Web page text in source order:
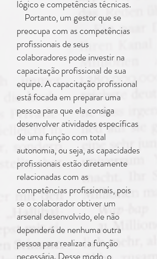
lógico e competências técnicas.
Portanto, um gestor que se
preocupa com as competências
profissionais de seus
colaboradores pode investir na
capacitação profissional de sua
equipe. A capacitação profissional
está focada em preparar uma
pessoa para que ela consiga
desenvolver atividades específicas
de uma função com total
autonomia, ou seja, as capacidades
profissionais estão diretamente
relacionadas com as
competências profissionais, pois
se o colaborador obtiver um
arsenal desenvolvido, ele não
dependerá de nenhuma outra
pessoa para realizar a função
necessária. Desse modo, o